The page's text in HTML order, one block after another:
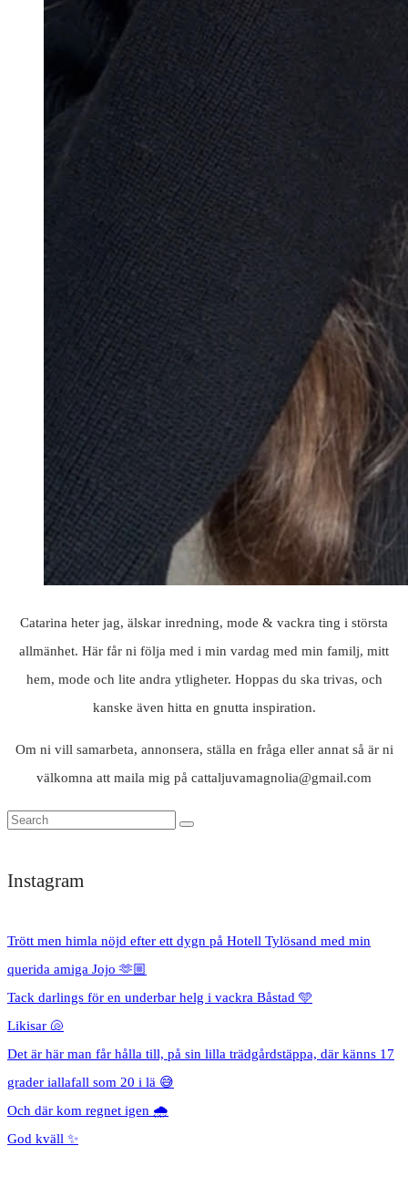
Catarina heter jag, älskar inredning, mode & vackra ting i största
allmänhet. Här får ni följa med i min vardag med min familj, mitt
hem, mode och lite andra ytligheter. Hoppas du ska trivas, och
kanske även hitta en gnutta inspiration.
Om ni vill samarbeta, annonsera, ställa en fråga eller annat så är ni
välkomna att maila mig på cattaljuvamagnolia@gmail.com
Instagram
Trött men himla nöjd efter ett dygn på Hotell Tylösand med min
querida amiga Jojo 🫶🏼
Tack darlings för en underbar helg i vackra Båstad 🩵
Likisar 🐚
Det är här man får hålla till, på sin lilla trädgårdstäppa, där känns 17
grader iallafall som 20 i lä 😅
Och där kom regnet igen 🌧️
God kväll ✨